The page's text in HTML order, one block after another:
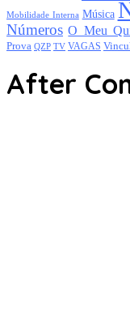
Mobilidade Interna Música
Números O Meu
Prova QZP TV VAGAS
After